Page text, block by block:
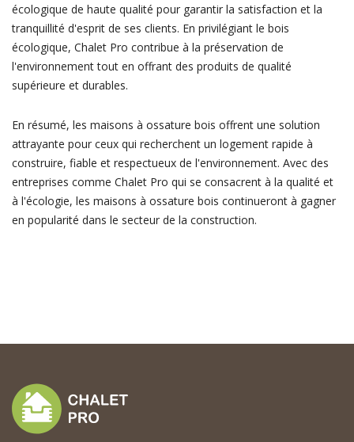
écologique de haute qualité pour garantir la satisfaction et la
tranquillité d'esprit de ses clients. En privilégiant le bois
écologique, Chalet Pro contribue à la préservation de
l'environnement tout en offrant des produits de qualité
supérieure et durables.
En résumé, les maisons à ossature bois offrent une solution
attrayante pour ceux qui recherchent un logement rapide à
construire, fiable et respectueux de l'environnement. Avec des
entreprises comme Chalet Pro qui se consacrent à la qualité et
à l'écologie, les maisons à ossature bois continueront à gagner
en popularité dans le secteur de la construction.